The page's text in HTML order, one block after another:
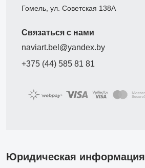
Гомель, ул. Советская 138А
Связаться с нами
naviart.bel@yandex.by
+375 (44) 585 81 81
Юридическая информация